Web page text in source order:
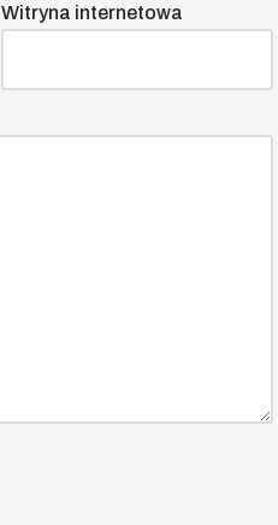
Witryna internetowa